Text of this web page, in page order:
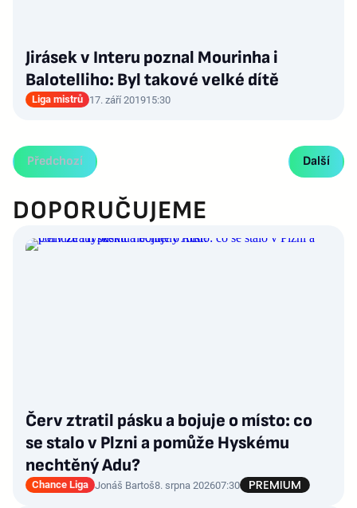
Jirásek v Interu poznal Mourinha i
Balotelliho: Byl takové velké dítě
Liga mistrů 17. září 201915:30
Předchozí Další
DOPORUČUJEME
Červ ztratil pásku a bojuje o místo: co
se stalo v Plzni a pomůže Hyskému
nechtěný Adu?
Chance Liga Jonáš Bartoš8. srpna 202607:30